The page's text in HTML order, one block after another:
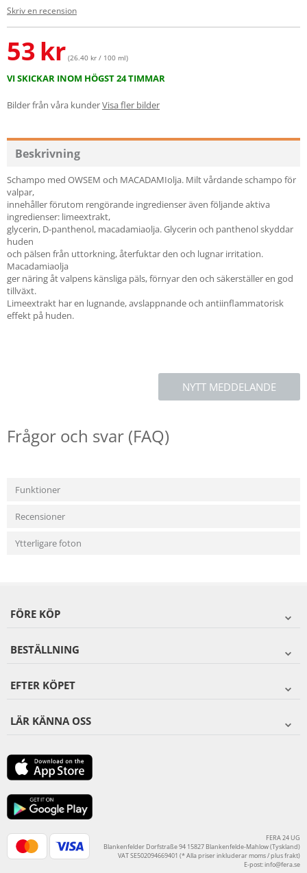
Skriv en recension
53kr (26.40 kr / 100 ml)
VI SKICKAR INOM HÖGST 24 TIMMAR
Bilder från våra kunderVisa fler bilder
Beskrivning
Schampo med OWSEM och MACADAMIolja. Milt vårdande schampo för
valpar,
innehåller förutom rengörande ingredienser även följande aktiva
ingredienser: limeextrakt,
glycerin, D-panthenol, macadamiaolja. Glycerin och panthenol skyddar
huden
och pälsen från uttorkning, återfuktar den och lugnar irritation.
Macadamiaolja
ger näring åt valpens känsliga päls, förnyar den och säkerställer en god
tillväxt.
Limeextrakt har en lugnande, avslappnande och antiinflammatorisk
effekt på huden.
NYTT MEDDELANDE
Frågor och svar (FAQ)
Funktioner
Recensioner
Ytterligare foton
FÖRE KÖP
BESTÄLLNING
EFTER KÖPET
LÄR KÄNNA OSS
FERA 24 UG
Blankenfelder Dorfstraße 94 15827 Blankenfelde-Mahlow (Tyskland)
VAT SE502094669401 (* Alla priser inkluderar moms / plus frakt)
E-post:info@fera.se